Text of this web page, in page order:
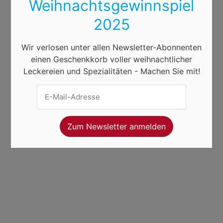
Weihnachtsgewinnspiel
2025
Wir verlosen unter allen Newsletter-Abonnenten
einen Geschenkkorb voller weihnachtlicher
Leckereien und Spezialitäten - Machen Sie mit!